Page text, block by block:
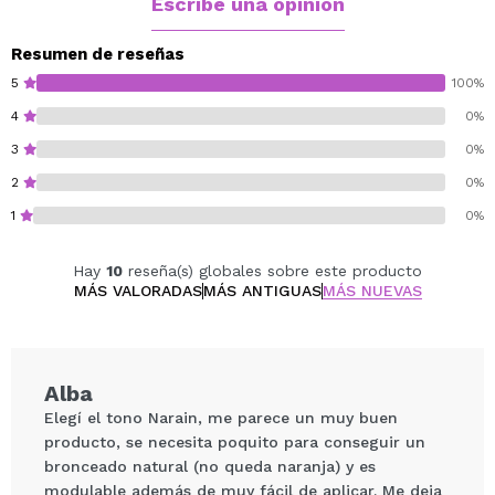
Tono Greta: para pieles claras.
Tono Narain: para pieles medias y oscuras.
Formulado 100% con ingredientes derivados naturales.
Vegan.
Resumen de reseñas
5 100%
4 0%
3 0%
2 0%
1 0%
Hay 10 reseña(s) globales sobre este producto
MÁS VALORADASMÁS ANTIGUASMÁS NUEVAS
Alba
Elegí el tono Narain, me parece un muy buen
producto, se necesita poquito para conseguir un
bronceado natural (no queda naranja) y es
modulable además de muy fácil de aplicar. Me deja